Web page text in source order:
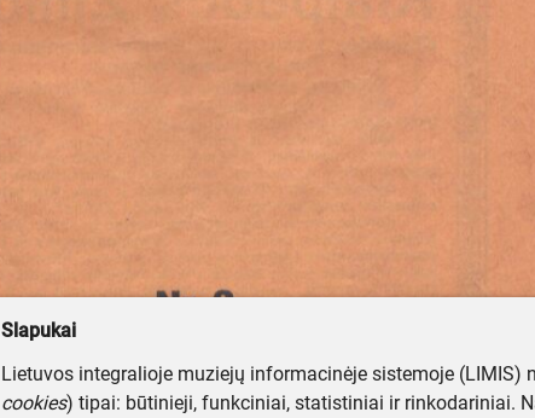
Slapukai
Lietuvos integralioje muziejų informacinėje sistemoje
cookies) tipai: būtinieji, funkciniai, statistiniai ir rinkodariniai.